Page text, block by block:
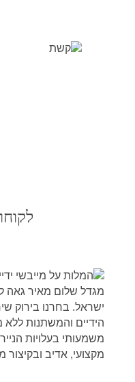
מגדל שלום מאיר גאה
ישראל. בחרנו בירוק
הידיים והמשתנות ללא
משמעותי בעלויות
מקצועי, אדיב ובקיצור